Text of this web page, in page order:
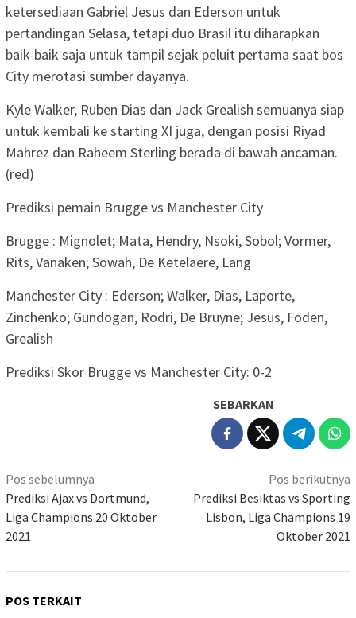
ketersediaan Gabriel Jesus dan Ederson untuk
pertandingan Selasa, tetapi duo Brasil itu diharapkan
baik-baik saja untuk tampil sejak peluit pertama saat bos
City merotasi sumber dayanya.
Kyle Walker, Ruben Dias dan Jack Grealish semuanya siap
untuk kembali ke starting XI juga, dengan posisi Riyad
Mahrez dan Raheem Sterling berada di bawah ancaman.
(red)
Prediksi pemain Brugge vs Manchester City
Brugge : Mignolet; Mata, Hendry, Nsoki, Sobol; Vormer,
Rits, Vanaken; Sowah, De Ketelaere, Lang
Manchester City : Ederson; Walker, Dias, Laporte,
Zinchenko; Gundogan, Rodri, De Bruyne; Jesus, Foden,
Grealish
Prediksi Skor Brugge vs Manchester City: 0-2
SEBARKAN
Navigasi
pos
Pos sebelumnya
Prediksi Ajax vs Dortmund,
Liga Champions 20 Oktober
2021
Pos berikutnya
Prediksi Besiktas vs Sporting
Lisbon, Liga Champions 19
Oktober 2021
POS TERKAIT